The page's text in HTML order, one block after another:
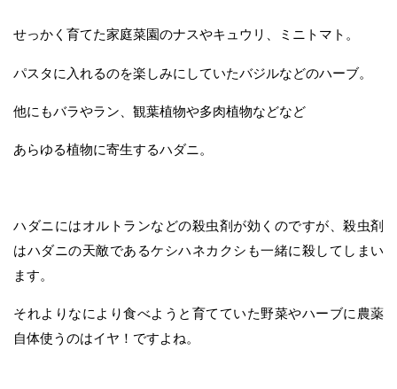
せっかく育てた家庭菜園のナスやキュウリ、ミニトマト。
パスタに入れるのを楽しみにしていたバジルなどのハーブ。
他にもバラやラン、観葉植物や多肉植物などなど
あらゆる植物に寄生するハダニ。
ハダニにはオルトランなどの殺虫剤が効くのですが、殺虫剤
はハダニの天敵であるケシハネカクシも一緒に殺してしまい
ます。
それよりなにより食べようと育てていた野菜やハーブに農薬
自体使うのはイヤ！ですよね。